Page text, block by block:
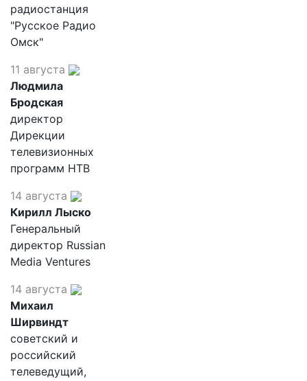
радиостанция
"Русское Радио
Омск"
11 августа
Людмила
Бродская
директор
Дирекции
телевизионных
программ НТВ
14 августа
Кирилл Лыско
Генеральный
директор Russian
Media Ventures
14 августа
Михаил
Ширвиндт
советский и
российский
телеведущий,